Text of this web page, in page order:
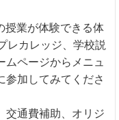
授業が体験できる体
レカレッジ、学校説
ムページからメニュ
参加してみてくださ
交通費補助、オリジ